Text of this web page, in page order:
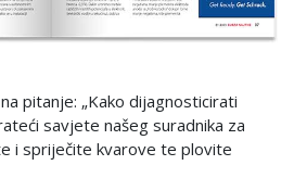
pitanje: „Kako dijagnosticirati
savjete našeg suradnika za
i spriječite kvarove te plovite